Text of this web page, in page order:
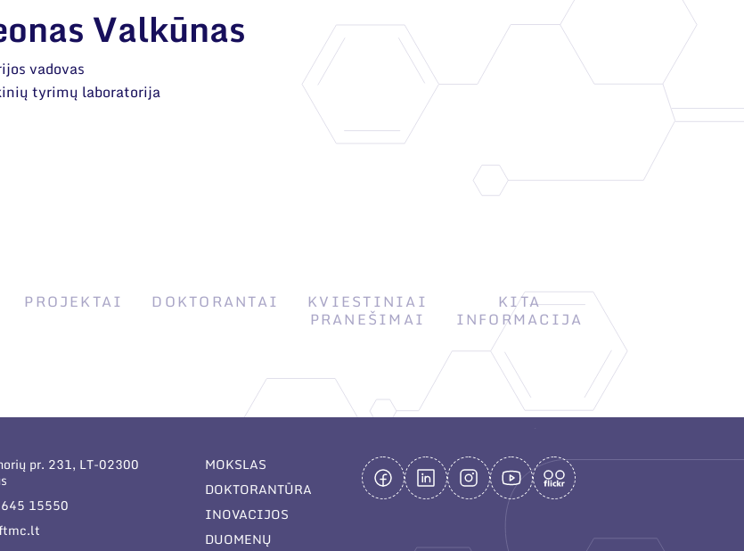
Valkūnas
vadovas
tyrimų laboratorija
PROJEKTAI DOKTORANTAI KVIESTINIAI
PRANEŠIMAI
KITA
INFORMACIJA
pr. 231, LT-02300
15550
MOKSLAS
DOKTORANTŪRA
INOVACIJOS
DUOMENŲ